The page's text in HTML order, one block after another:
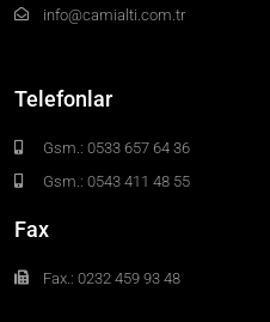
info@camialti.com.tr
Telefonlar
Gsm.: 0533 657 64 36
Gsm.: 0543 411 48 55
Fax
Fax.: 0232 459 93 48